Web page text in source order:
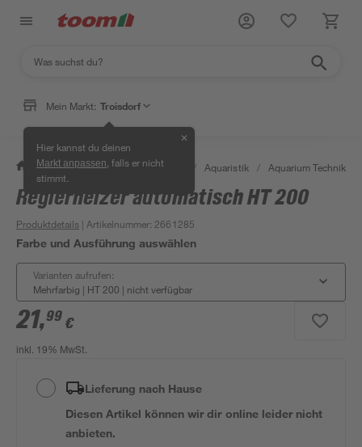
Mein Markt: Troisdorf
Hier kannst du deinen
Markt anpassen , falls er nicht
stimmt.
✕
/ Garten & Freizeit / Tierbedarf / Aquaristik / Aquarium Technik
Reglerheizer automatisch HT 200
Produktdetails | Artikelnummer: 2661285
Farbe und Ausführung auswählen
Varianten aufrufen:
Mehrfarbig | HT 200 | nicht verfügbar
21,99 €
inkl. 19% MwSt.
Lieferung nach Hause
Diesen Artikel können wir dir online leider nicht
anbieten.